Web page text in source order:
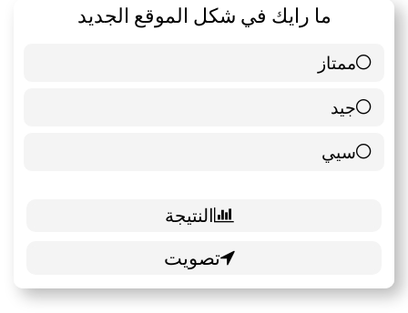
ما رايك في شكل الموقع الجديد
ممتاز
6 ( 85.71 % )
جيد
0 ( 0 % )
سيي
1 ( 14.29 % )